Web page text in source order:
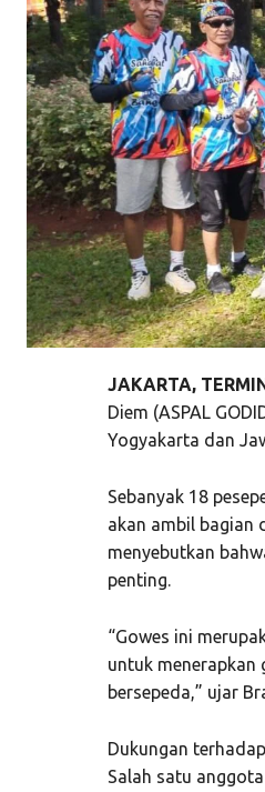
JAKARTA,
Diem (ASPAL
Yogyakarta dan
Sebanyak 18
akan ambil bagian
menyebutkan
penting.
“Gowes ini
untuk menerapkan
bersepeda,” ujar
Dukungan
Salah satu